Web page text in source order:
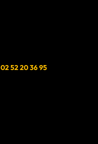
02 52 20 36 95